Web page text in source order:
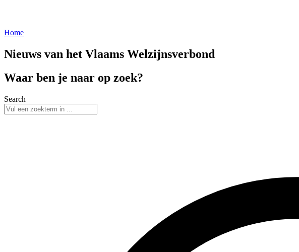
Home
Nieuws van het Vlaams Welzijnsverbond
Waar ben je naar op zoek?
Search